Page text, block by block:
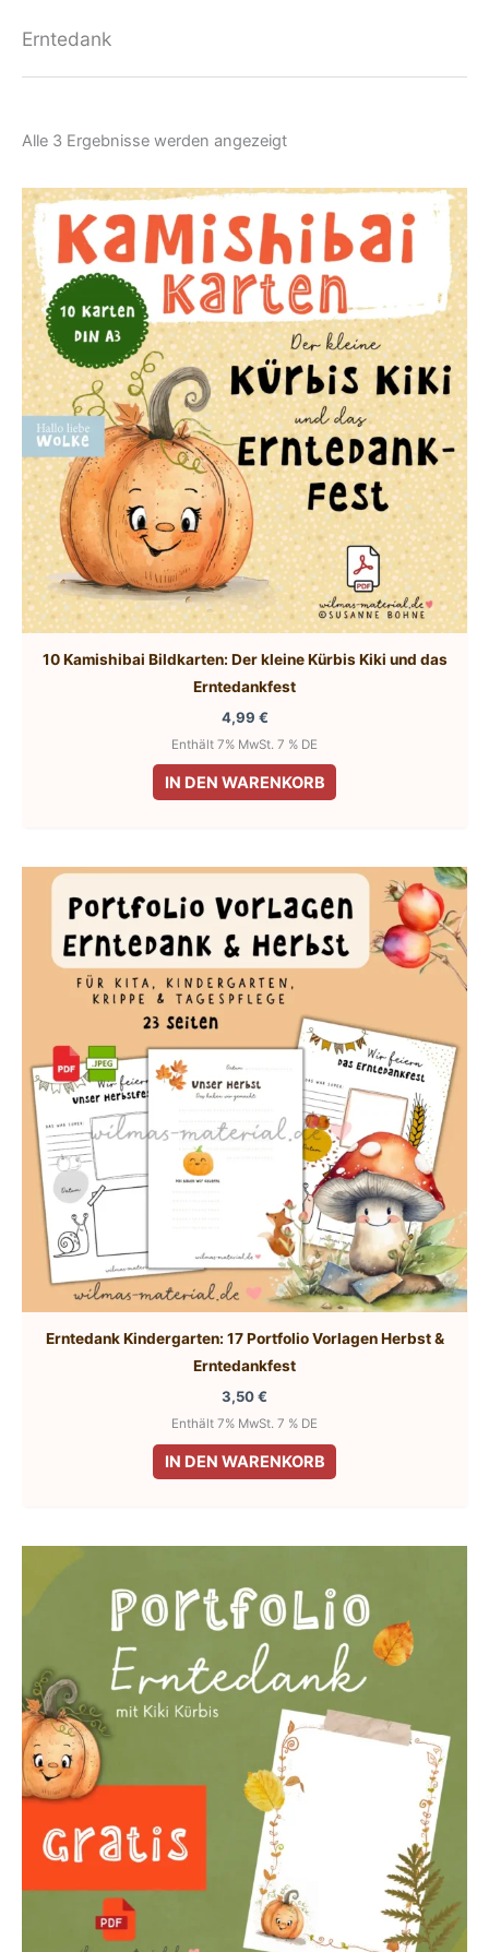
Erntedank
Alle 3 Ergebnisse werden angezeigtNach
10 Kamishibai Bildkarten: Der kleine Kürbis Kiki und das
Erntedankfest
4,99 €
Enthält 7% MwSt. 7 % DE
IN DEN WARENKORB
Erntedank Kindergarten: 17 Portfolio Vorlagen Herbst &
Erntedankfest
3,50€
Enthält 7% MwSt. 7 % DE
IN DEN WARENKORB